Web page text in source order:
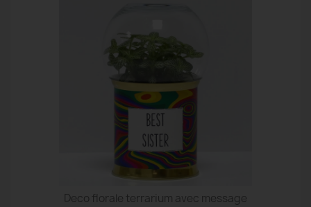
Deco florale terrarium avec message